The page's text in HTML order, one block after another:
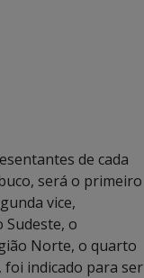
de cada
será o primeiro
vice,
o
Norte, o quarto
foi indicado para ser